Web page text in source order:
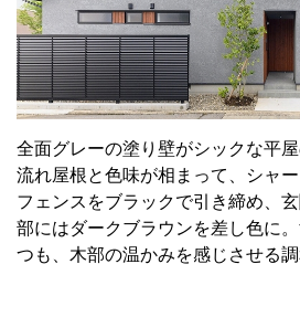
全面グレーの塗り壁がシックな平
流れ屋根と色味が相まって、シャ
フェンスをブラックで引き締め、
部にはダークブラウンを差し色に
つも、木部の温かみを感じさせる調